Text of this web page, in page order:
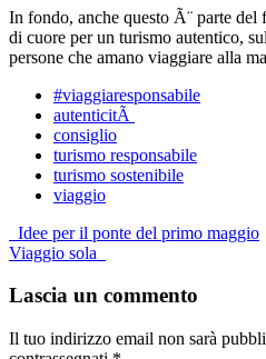
In fondo, anche questo Ã¨ parte
di cuore per un turismo autentico,
persone che amano viaggiare alla
#viaggiaresponsabile
autenticitÃ
consiglio
turismo responsabile
turismo sostenibile
viaggio
Post
navigation
Idee per il ponte del primo maggio
Viaggio sola
Lascia un commento
Il tuo indirizzo email non sarà